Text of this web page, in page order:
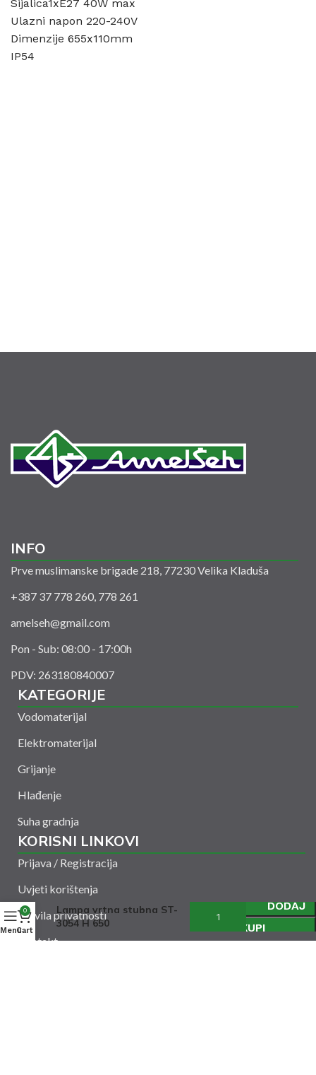
Sijalica1xE27 40W max
Ulazni napon 220-240V
Dimenzije 655x110mm
IP54
INFO
Prve muslimanske brigade 218, 77230 Velika Kladuša
+387 37 778 260, 778 261
amelseh@gmail.com
Pon - Sub: 08:00 - 17:00h
PDV: 263180840007
KATEGORIJE
Vodomaterijal
Elektromaterijal
Grijanje
Hlađenje
Suha gradnja
KORISNI LINKOVI
Prijava / Registracija
Uvjeti korištenja
Pravila privatnosti
Kontakt
Lampa vrtna stubna ST-
3054 H 650
DODAJ
KUPI
Menu
0
Cart